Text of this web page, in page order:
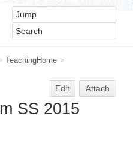
TeachingHome >
Edit Attach
SS 2015